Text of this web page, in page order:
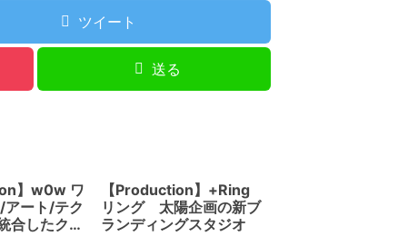
ツイート
送る
】w0w ワ
アート/テク
合したクリ
【Production】+Ring
リング 太陽企画の新ブ
ランディングスタジオ